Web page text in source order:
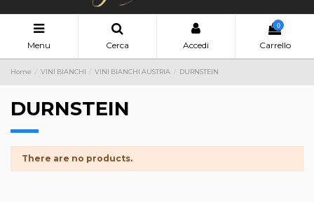
Menu Cerca Accedi
0
Carrello
Home VINI BIANCHI VINI BIANCHI AUSTRIA DURNSTEIN
DURNSTEIN
There are no products.